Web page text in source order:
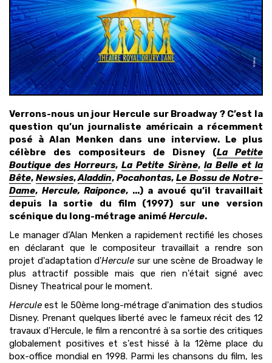
Verrons-nous un jour Hercule sur Broadway ? C’est la
question qu’un journaliste américain a récemment
posé à Alan Menken dans une interview. Le plus
célèbre des compositeurs de Disney (La Petite
Boutique des Horreurs,La Petite Sirène, la Belle et la
Bête, Newsies,Aladdin,Pocahontas, Le Bossu de Notre-
Dame, Hercule, Raiponce, ...) a avoué qu’il travaillait
depuis la sortie du film (1997) sur une version
scénique du long-métrage animé Hercule.
Le manager d’Alan Menken a rapidement rectifié les choses
en déclarant que le compositeur travaillait a rendre son
projet d'adaptation d'Hercule sur une scène de Broadway le
plus attractif possible mais que rien n'était signé avec
Disney Theatrical pour le moment.
Hercule est le 50ème long-métrage d'animation des studios
Disney. Prenant quelques liberté avec le fameux récit des 12
travaux d'Hercule, le film a rencontré à sa sortie des critiques
globalement positives et s'est hissé à la 12ème place du
box-office mondial en 1998. Parmi les chansons du film, les